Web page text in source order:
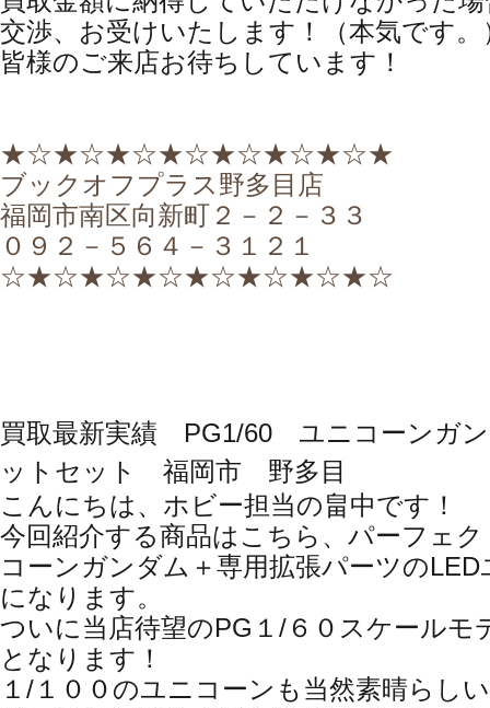
交渉、お受けいたします！（本気です。
皆様のご来店お待ちしています！
★☆★☆★☆★☆★☆★☆★☆★
ブックオフプラス野多目店
福岡市南区向新町２－２－３３
０９２－５６４－３１２１
☆★☆★☆★☆★☆★☆★☆★☆
買取最新実績 PG1/60 ユニコーンガン
ットセット 福岡市 野多目
こんにちは、ホビー担当の畠中です！
今回紹介する商品はこちら、パーフェ
コーンガンダム＋専用拡張パーツの
になります。
ついに当店待望のPG１/６０スケールモ
となります！
１/１００のユニコーンも当然素晴らし